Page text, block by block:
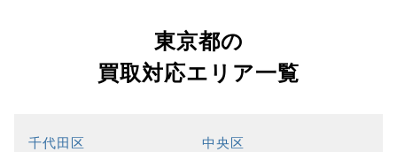
東京都の
買取対応エリア一覧
千代田区 中央区